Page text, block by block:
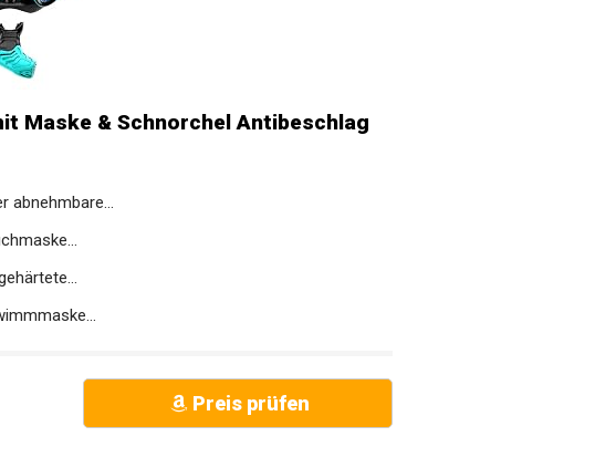
Maske & Schnorchel Antibeschlag
abnehmbare...
Preis prüfen